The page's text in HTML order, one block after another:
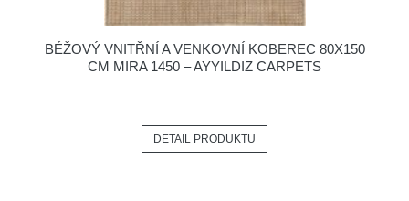
BÉŽOVÝ VNITŘNÍ A VENKOVNÍ KOBEREC 80X150
CM MIRA 1450 – AYYILDIZ CARPETS
DETAIL PRODUKTU